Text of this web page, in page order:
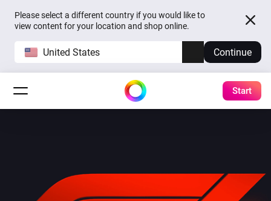
Please select a different country if you would like to
view content for your location and shop online.
United States Continue
Start